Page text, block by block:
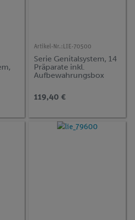
Artikel-Nr.: LIE-70500
Serie Genitalsystem, 14
Präparate inkl.
Aufbewahrungsbox
119,40 €